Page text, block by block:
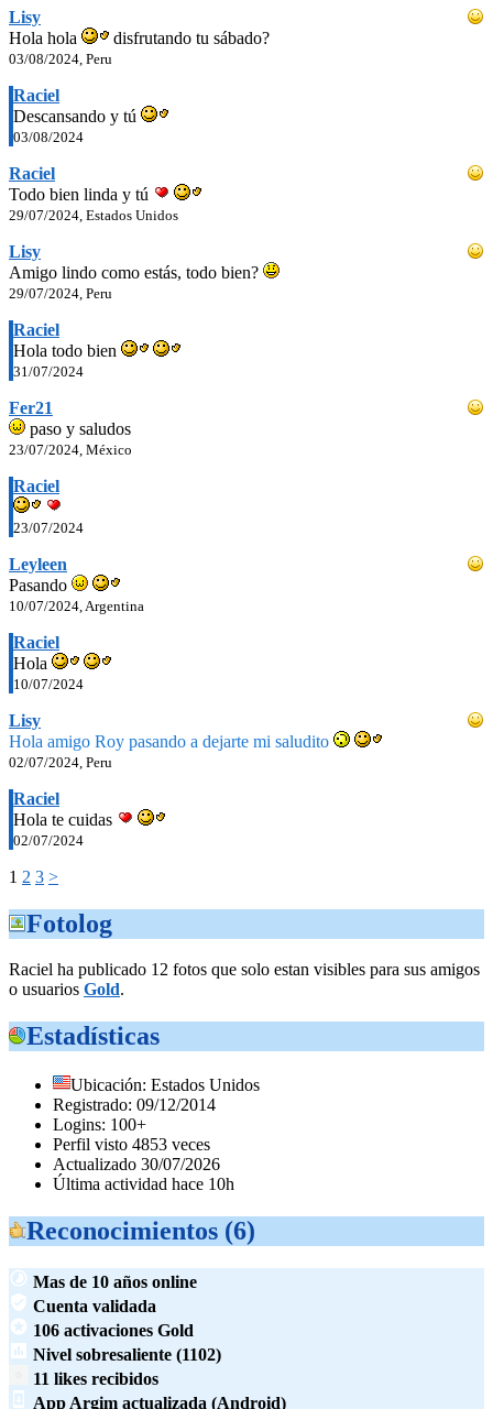
Lisy
Hola hola
disfrutando tu sábado?
03/08/2024, Peru
Raciel
Descansando y tú
03/08/2024
Raciel
Todo bien linda y tú
29/07/2024, Estados Unidos
Lisy
Amigo lindo como estás, todo bien?
29/07/2024, Peru
Raciel
Hola todo bien
31/07/2024
Fer21
paso y saludos
23/07/2024, México
Raciel
23/07/2024
Leyleen
Pasando
10/07/2024, Argentina
Raciel
Hola
10/07/2024
Lisy
Hola amigo Roy pasando a dejarte mi saludito
02/07/2024, Peru
Raciel
Hola te cuidas
02/07/2024
1 2 3 >
Fotolog
Raciel ha publicado 12 fotos que solo estan visibles para sus amigos
o usuarios Gold.
Estadísticas
Ubicación: Estados Unidos
Registrado: 09/12/2014
Logins: 100+
Perfil visto 4853 veces
Actualizado 30/07/2026
Última actividad hace 10h
Reconocimientos (6)
Mas de 10 años online
Cuenta validada
106 activaciones Gold
Nivel sobresaliente (1102)
11 likes recibidos
App Argim actualizada (Android)